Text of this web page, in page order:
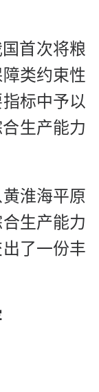
首次将粮
类约束性
标中予以
生产能力
淮海平原
生产能力
了一份丰